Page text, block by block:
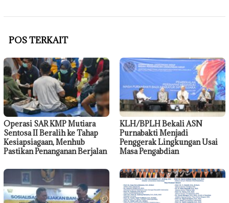
POS TERKAIT
Operasi SAR KMP Mutiara
Sentosa II Beralih ke Tahap
Kesiapsiagaan, Menhub
Pastikan Penanganan Berjalan
KLH/BPLH Bekali ASN
Purnabakti Menjadi
Penggerak Lingkungan Usai
Masa Pengabdian